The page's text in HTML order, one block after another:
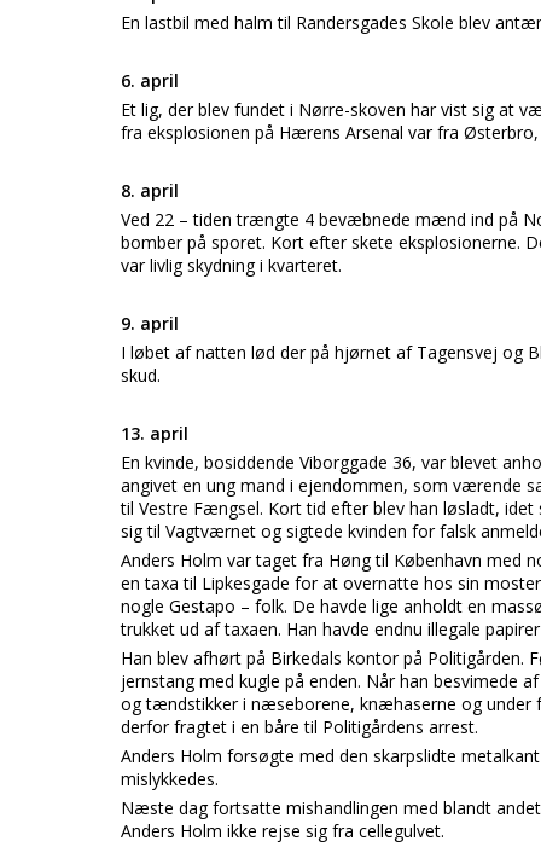
En lastbil med halm til Randersgades Skole blev
6. april
Et lig, der blev fundet i Nørre-skoven har vist sig at
fra eksplosionen på Hærens Arsenal var fra
8. april
Ved 22 – tiden trængte 4 bevæbnede mænd ind på
bomber på sporet. Kort efter skete eksplosionerne.
var livlig skydning i kvarteret.
9. april
I løbet af natten lød der på hjørnet af Tagensvej og
skud.
13. april
En kvinde, bosiddende Viborggade 36, var blevet
angivet en ung mand i ejendommen, som værende
til Vestre Fængsel. Kort tid efter blev han løsladt,
sig til Vagtværnet og sigtede kvinden for falsk
Anders Holm var taget fra Høng til København med
en taxa til Lipkesgade for at overnatte hos sin
nogle Gestapo – folk. De havde lige anholdt en
trukket ud af taxaen. Han havde endnu illegale
Han blev afhørt på Birkedals kontor på Politigården.
jernstang med kugle på enden. Når han besvimede
og tændstikker i næseborene, knæhaserne og under
derfor fragtet i en båre til Politigårdens arrest.
Anders Holm forsøgte med den skarpslidte
mislykkedes.
Næste dag fortsatte mishandlingen med blandt
Anders Holm ikke rejse sig fra cellegulvet.